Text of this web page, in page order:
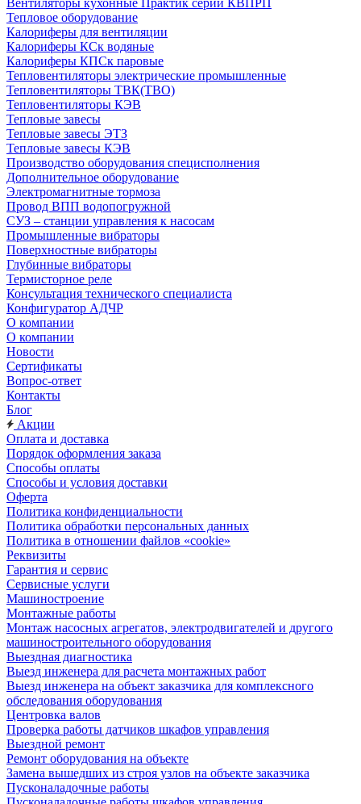
Вентиляторы кухонные Практик серии КВПРП
Тепловое оборудование
Калориферы для вентиляции
Калориферы КСк водяные
Калориферы КПСк паровые
Тепловентиляторы электрические промышленные
Тепловентиляторы ТВК(ТВО)
Тепловентиляторы КЭВ
Тепловые завесы
Тепловые завесы ЭТЗ
Тепловые завесы КЭВ
Производство оборудования специсполнения
Дополнительное оборудование
Электромагнитные тормоза
Провод ВПП водопогружной
СУЗ – станции управления к насосам
Промышленные вибраторы
Поверхностные вибраторы
Глубинные вибраторы
Термисторное реле
Консультация технического специалиста
Конфигуратор АДЧР
О компании
О компании
Новости
Сертификаты
Вопрос-ответ
Контакты
Блог
Акции
Оплата и доставка
Порядок оформления заказа
Способы оплаты
Способы и условия доставки
Оферта
Политика конфиденциальности
Политика обработки персональных данных
Политика в отношении файлов «cookie»
Реквизиты
Гарантия и сервис
Сервисные услуги
Машиностроение
Монтажные работы
Монтаж насосных агрегатов, электродвигателей и другого
машиностроительного оборудования
Выездная диагностика
Выезд инженера для расчета монтажных работ
Выезд инженера на объект заказчика для комплексного
обследования оборудования
Центровка валов
Проверка работы датчиков шкафов управления
Выездной ремонт
Ремонт оборудования на объекте
Замена вышедших из строя узлов на объекте заказчика
Пусконаладочные работы